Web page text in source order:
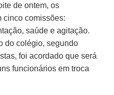
de ontem, os
cinco comissões:
saúde e agitação.
do colégio, segundo
foi acordado que será
funcionários em troca